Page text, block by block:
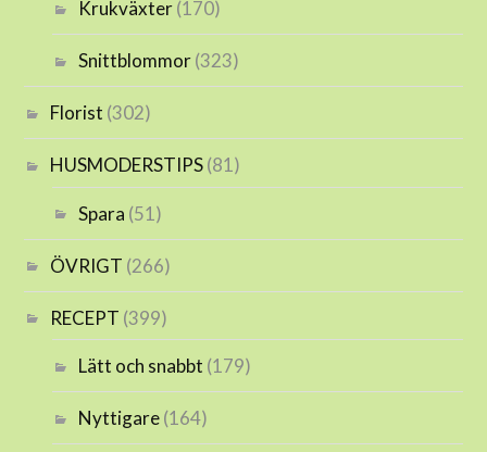
Krukväxter(170)
Snittblommor(323)
Florist (302)
HUSMODERSTIPS(81)
Spara (51)
ÖVRIGT (266)
RECEPT (399)
Lätt och snabbt (179)
Nyttigare(164)